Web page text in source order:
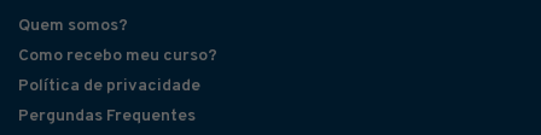
Quem somos?
Como recebo meu curso?
Política de privacidade
Pergundas Frequentes